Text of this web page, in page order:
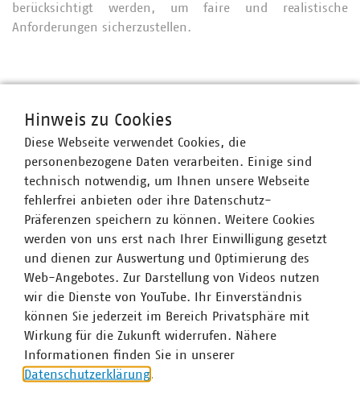
berücksichtigt werden, um faire und realistische
Anforderungen sicherzustellen.
Hinweis zu Cookies
Diese Webseite verwendet Cookies, die
personenbezogene Daten verarbeiten. Einige sind
technisch notwendig, um Ihnen unsere Webseite
fehlerfrei anbieten oder ihre Datenschutz-
Präferenzen speichern zu können. Weitere Cookies
werden von uns erst nach Ihrer Einwilligung gesetzt
und dienen zur Auswertung und Optimierung des
Web-Angebotes. Zur Darstellung von Videos nutzen
wir die Dienste von YouTube. Ihr Einverständnis
können Sie jederzeit im Bereich Privatsphäre mit
Wirkung für die Zukunft widerrufen. Nähere
Informationen finden Sie in unserer
Datenschutzerklärung.